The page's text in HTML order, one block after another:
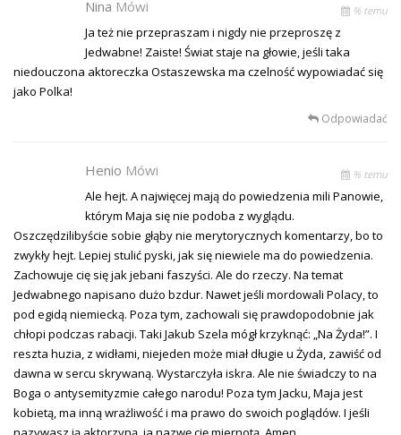
Nina Mówi % temu
Ja też nie przepraszam i nigdy nie przeproszę z
Jedwabne! Zaiste! Świat staje na głowie, jeśli taka
niedouczona aktoreczka Ostaszewska ma czelność wypowiadać się
jako Polka!
Odpowiadać
Henio Mówi % temu
Ale hejt. A najwięcej mają do powiedzenia mili Panowie,
którym Maja się nie podoba z wyglądu.
Oszczędzilibyście sobie głąby nie merytorycznych komentarzy, bo to
zwykły hejt. Lepiej stulić pyski, jak się niewiele ma do powiedzenia.
Zachowuje cię się jak jebani faszyści. Ale do rzeczy. Na temat
Jedwabnego napisano dużo bzdur. Nawet jeśli mordowali Polacy, to
pod egidą niemiecką. Poza tym, zachowali się prawdopodobnie jak
chłopi podczas rabacji. Taki Jakub Szela mógł krzyknąć: „Na Żyda!”. I
reszta huzia, z widłami, niejeden może miał długie u Żyda, zawiść od
dawna w sercu skrywaną. Wystarczyła iskra. Ale nie świadczy to na
Boga o antysemityzmie całego narodu! Poza tym Jacku, Maja jest
kobietą, ma inną wrażliwość i ma prawo do swoich poglądów. I jeśli